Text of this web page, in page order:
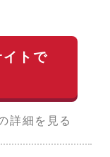
トで
詳細を見る